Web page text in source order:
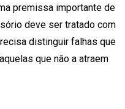
premissa importante de
deve ser tratado com
distinguir falhas que
que não a atraem